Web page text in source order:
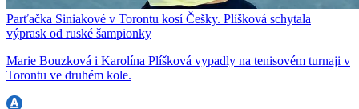
Parťačka Siniakové v Torontu kosí Češky. Plíšková schytala
výprask od ruské šampionky
Marie Bouzková i Karolína Plíšková vypadly na tenisovém turnaji v
Torontu ve druhém kole.